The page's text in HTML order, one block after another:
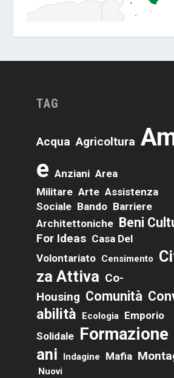
TAG
Acqua Agricoltura
E Anziani Area
Militare Arte Assistenza
Sociale Bando Barriere
Architettoniche Beni
For Ideas Casa Del
Volontariato Censimento
Za Attiva Co-
Housing Comunità
Abilità
Ecologia Emporio
Solidale Formazione
Ani
Indagine Mafia
Nuovi